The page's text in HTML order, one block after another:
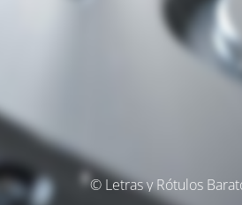
© Letras y Rótulos